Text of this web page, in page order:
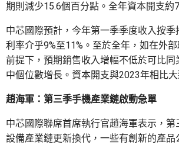
期則減少15.6個百分點。全年資本開支約
中芯國際預計，今年第一季季度收入按季
利率介乎9%至11%。至於全年，如在外
前提下，預期銷售收入增幅不低於可比同
中個位數增長。資本開支與2023年相比大
趙海軍：第三季手機產業鏈啟動急單
中芯國際聯席首席執行官趙海軍表示，第
設備產業鏈更新換代，一些有創新的產品